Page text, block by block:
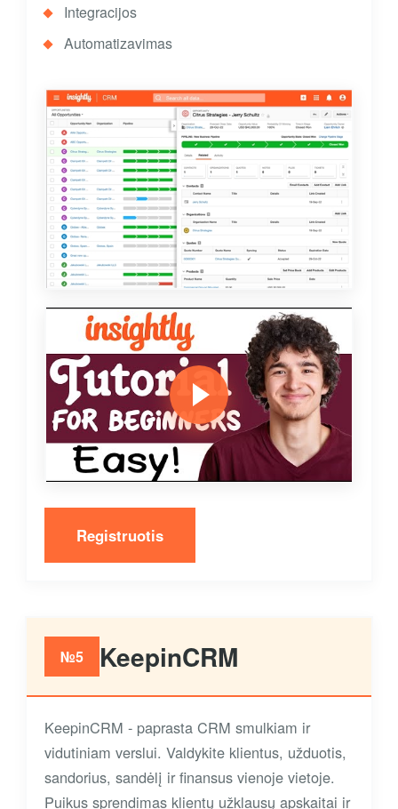
Integracijos
Automatizavimas
Registruotis
№5 KeepinCRM
KeepinCRM - paprasta CRM smulkiam ir
vidutiniam verslui. Valdykite klientus, užduotis,
sandorius, sandėlį ir finansus vienoje vietoje.
Puikus sprendimas klientų užklausų apskaitai ir